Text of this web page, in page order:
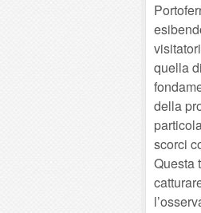
quella
della
scorci
Questa